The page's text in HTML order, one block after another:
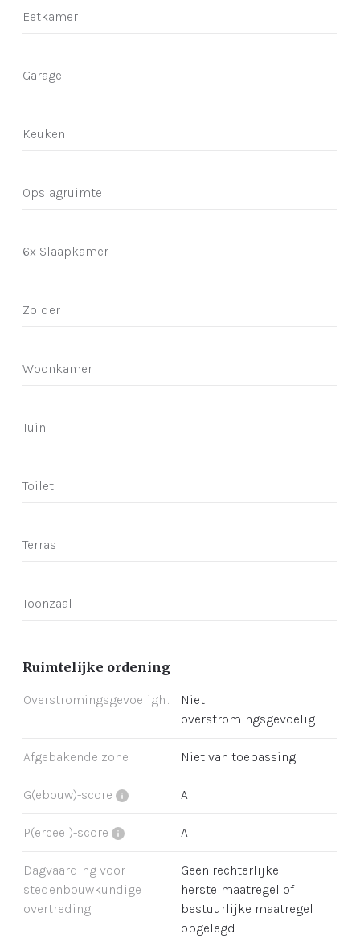
Eetkamer
Garage
Keuken
Opslagruimte
6x Slaapkamer
Zolder
Woonkamer
Tuin
Toilet
Terras
Toonzaal
Ruimtelijke ordening
Niet
overstromingsgevoelig
Afgebakende zone Niet van toepassing
G(ebouw)-score A
P(erceel)-score A
Dagvaarding voor
stedenbouwkundige
overtreding
Geen rechterlijke
herstelmaatregel of
bestuurlijke maatregel
opgelegd